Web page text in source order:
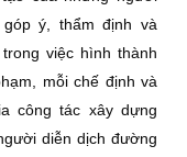
ý, thẩm định và
việc hình thành
mỗi chế định và
công tác xây dựng
diễn dịch đường